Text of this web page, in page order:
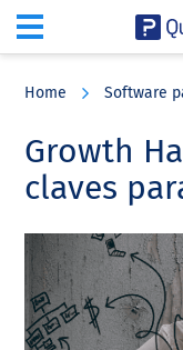
content
sidebar
Home Software
Growth
claves